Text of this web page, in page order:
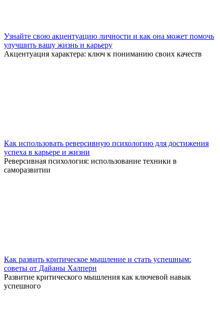
Узнайте свою акцентуацию личности и как она может помочь
улучшить вашу жизнь и карьеру
Акцентуация характера: ключ к пониманию своих качеств
Как использовать реверсивную психологию для достижения
успеха в карьере и жизни
Реверсивная психология: использование техники в
саморазвитии
Как развить критическое мышление и стать успешным:
советы от Дайаны Халперн
Развитие критического мышления как ключевой навык
успешного